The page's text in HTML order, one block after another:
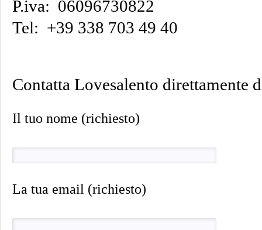
P.iva: 06096730822
Tel: +39 338 703 49 40
Contatta Lovesalento direttamente
Il tuo nome (richiesto)
La tua email (richiesto)